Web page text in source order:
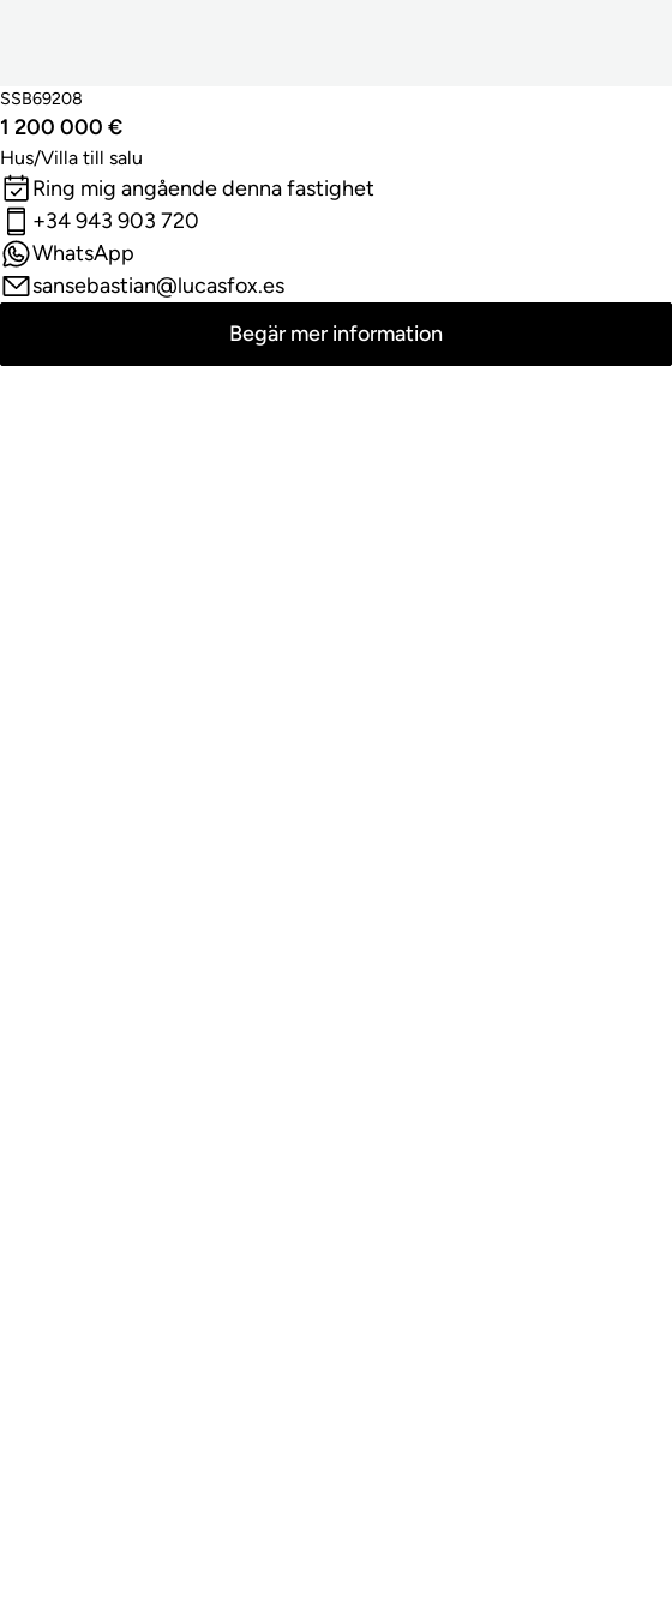
SSB69208
1 200 000 €
Hus/Villa till salu
Ring mig angående denna fastighet
+34 943 903 720
WhatsApp
sansebastian@lucasfox.es
Begär mer information